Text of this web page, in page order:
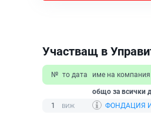
Участващ в
№ то дата име на компания
общо за всички
1
ФОНДАЦИЯ